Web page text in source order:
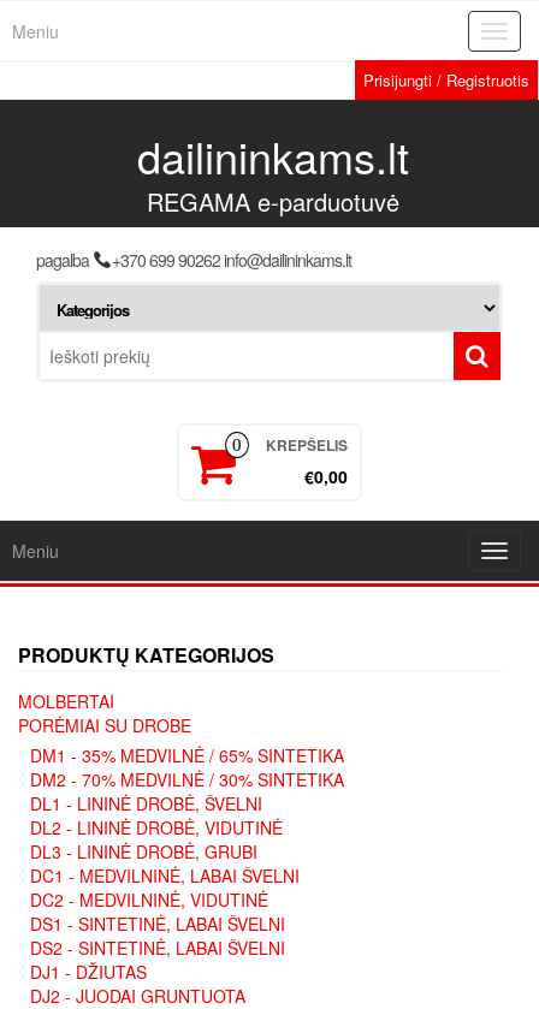
Meniu
Prisijungti / Registruotis
dailininkams.lt
REGAMA e-parduotuvė
pagalba +370 699 90262 info@dailininkams.lt
0 KREPŠELIS
€0,00
Meniu
PRODUKTŲ KATEGORIJOS
MOLBERTAI
PORĖMIAI SU DROBE
DM1 - 35% MEDVILNĖ / 65% SINTETIKA
DM2 - 70% MEDVILNĖ / 30% SINTETIKA
DL1 - LININĖ DROBĖ, ŠVELNI
DL2 - LININĖ DROBĖ, VIDUTINĖ
DL3 - LININĖ DROBĖ, GRUBI
DC1 - MEDVILNINĖ, LABAI ŠVELNI
DC2 - MEDVILNINĖ, VIDUTINĖ
DS1 - SINTETINĖ, LABAI ŠVELNI
DS2 - SINTETINĖ, LABAI ŠVELNI
DJ1 - DŽIUTAS
DJ2 - JUODAI GRUNTUOTA